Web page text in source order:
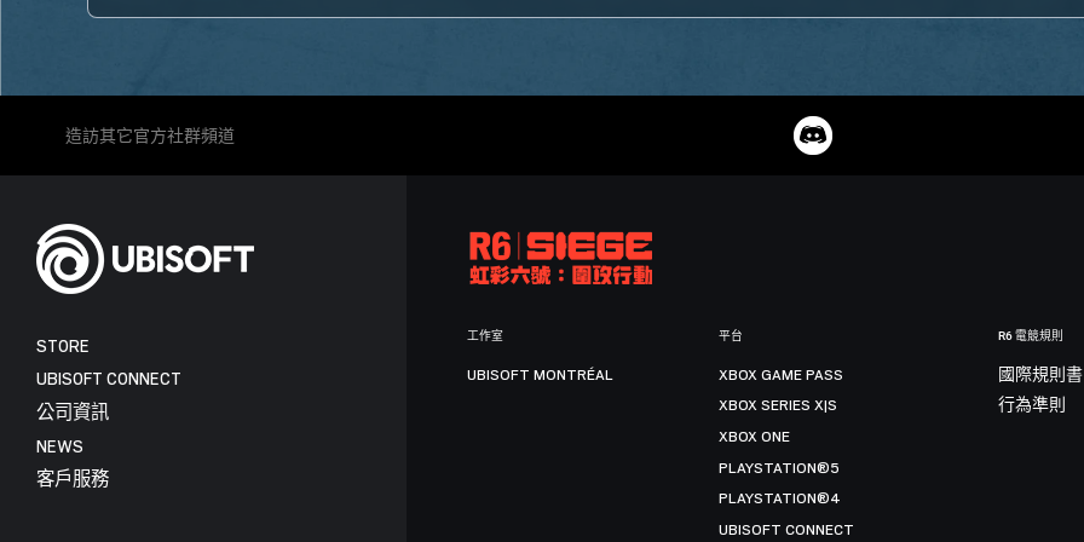
造訪其它官方社群頻道
STORE
UBISOFT CONNECT
公司資訊
NEWS
客戶服務
工作室
UBISOFT MONTRÉAL
平台
XBOX GAME PASS
XBOX SERIES X|S
XBOX ONE
PLAYSTATION®5
PLAYSTATION®4
UBISOFT CONNECT
R6 電競規則
國際規則書
行為準則